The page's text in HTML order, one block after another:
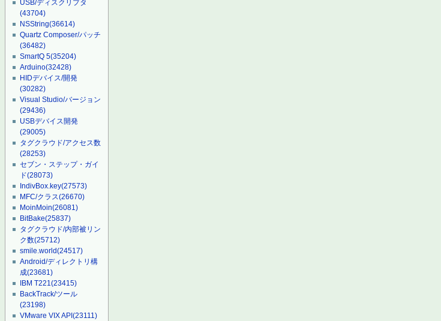
USB/ディスクリプタ
(43704)
NSString(36614)
Quartz Composer/パッチ
(36482)
SmartQ 5(35204)
Arduino(32428)
HIDデバイス/開発
(30282)
Visual Studio/バージョン
(29436)
USBデバイス開発
(29005)
タグクラウド/アクセス数
(28253)
セブン・ステップ・ガイ
ド(28073)
IndivBox.key(27573)
MFC/クラス(26670)
MoinMoin(26081)
BitBake(25837)
タグクラウド/内部被リン
ク数(25712)
smile.world(24517)
Android/ディレクトリ構
成(23681)
IBM T221(23415)
BackTrack/ツール
(23198)
VMware VIX API(23111)